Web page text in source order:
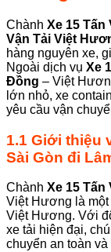
Chành Xe 15 Tấn
Vận Tải Việt
hàng nguyên xe,
Ngoài dịch vụ Xe
Đồng – Việt
lớn nhỏ, xe
yêu cầu vận
1.1 Giới thiệu
Sài Gòn đi
Chành Xe 15 Tấn
Việt Hương là
Việt Hương. Với
xe tải hiện đại,
chuyển an toàn